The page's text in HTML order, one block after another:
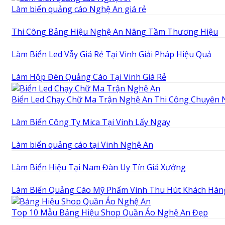
Làm biển quảng cáo Nghệ An giá rẻ
Thi Công Bảng Hiệu Nghệ An Nâng Tầm Thương Hiệu
Làm Biển Led Vẫy Giá Rẻ Tại Vinh Giải Pháp Hiệu Quả
Làm Hộp Đèn Quảng Cáo Tại Vinh Giá Rẻ
Biển Led Chạy Chữ Ma Trận Nghệ An Thi Công Chuyên
Làm Biển Công Ty Mica Tại Vinh Lấy Ngay
Làm biển quảng cáo tại Vinh Nghệ An
Làm Biển Hiệu Tại Nam Đàn Uy Tín Giá Xưởng
Làm Biển Quảng Cáo Mỹ Phẩm Vinh Thu Hút Khách
Top 10 Mẫu Bảng Hiệu Shop Quần Áo Nghệ An Đẹp